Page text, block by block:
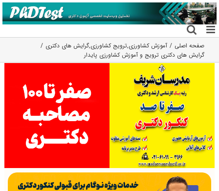
رفتن
به
محتوا
صفحه اصلی آموزش کشاورزی,ترویج کشاورزی,گرایش های دکتری
گرایش های دکتری ﺗﺮوﻳﺞ و آﻣﻮزش ﻛﺸﺎورزی ﭘﺎﻳﺪار